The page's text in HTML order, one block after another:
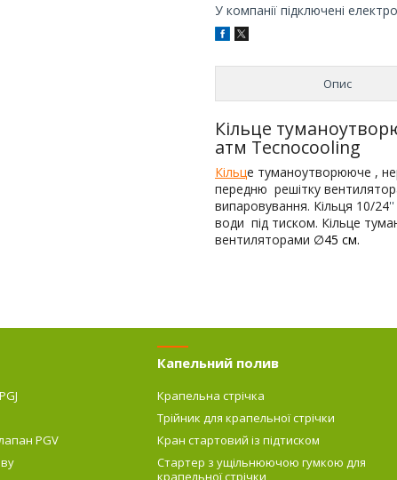
У компанії підключені
Опис
Кільце
атм Tecnocooling
Кільце туманоутворююче ,
передню решітку
випаровування. Кільця 10/24
води під тиском. Кільце
вентиляторами ∅45 см.
PGV
Капельний полив
Крапельна стрічка
Трійник для крапельної стрічки
Кран стартовий із підтиском
Стартер з ущільнюючою гумкою для
крапельної стрічки